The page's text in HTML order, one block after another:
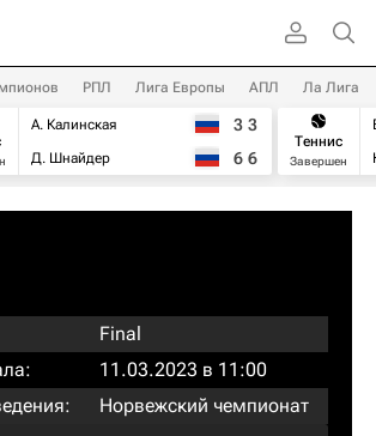
РПЛ Лига Европы АПЛ Ла Лига
А. Калинская
Д. Шнайдер
3 3
6 6
Теннис
Завершен
Final
11.03.2023 в 11:00
Норвежский чемпионат